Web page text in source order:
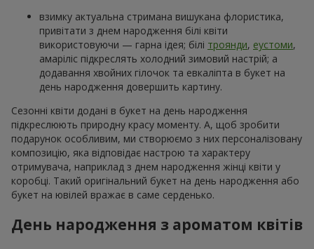
взимку актуальна стримана вишукана флористика,
привітати з днем народження білі квіти
використовуючи — гарна ідея; білі троянди, еустоми,
амаріліс підкреслять холодний зимовий настрій; а
додавання хвойних гілочок та евкаліпта в букет на
день народження довершить картину.
Сезонні квіти додані в букет на день народження
підкреслюють природну красу моменту. А, щоб зробити
подарунок особливим, ми створюємо з них персоналізовану
композицію, яка відповідає настрою та характеру
отримувача, наприклад з днем народження жінці квіти у
коробці. Такий оригінальний букет на день народження або
букет на ювілей вражає в саме серденько.
День народження з ароматом квітів